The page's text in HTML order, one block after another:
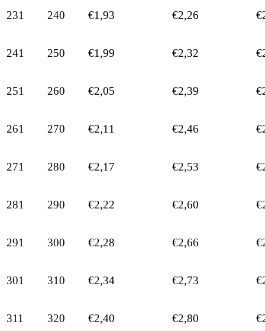
231 240 €1,93 €2,26
241 250 €1,99 €2,32
251 260 €2,05 €2,39
261 270 €2,11 €2,46
271 280 €2,17 €2,53
281 290 €2,22 €2,60
291 300 €2,28 €2,66
301 310 €2,34 €2,73
311 320 €2,40 €2,80